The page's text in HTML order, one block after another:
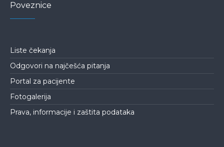
Poveznice
Liste čekanja
Odgovori na najčešća pitanja
Portal za pacijente
Fotogalerija
Prava, informacije i zaštita podataka